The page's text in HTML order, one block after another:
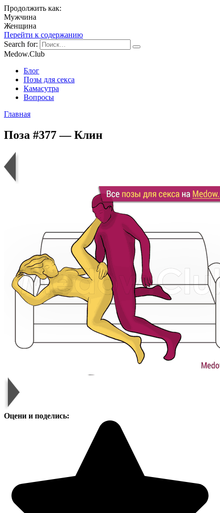
Продолжить как:
Мужчина
Женщина
Перейти к содержанию
Search for:
Medow.Club
Блог
Позы для секса
Камасутра
Вопросы
Главная
Поза #377 — Клин
Оцени и поделись: